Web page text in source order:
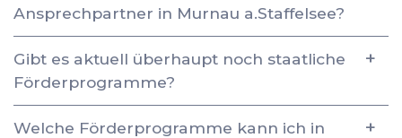
Ansprechpartner in Murnau a.Staffelsee?
Gibt es aktuell überhaupt noch staatliche
Förderprogramme?
Welche Förderprogramme kann ich in